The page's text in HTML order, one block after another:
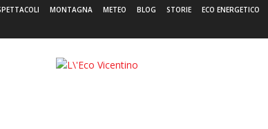
MONTAGNA METEO BLOG STORIE ECO ENERGETICO
L'Eco